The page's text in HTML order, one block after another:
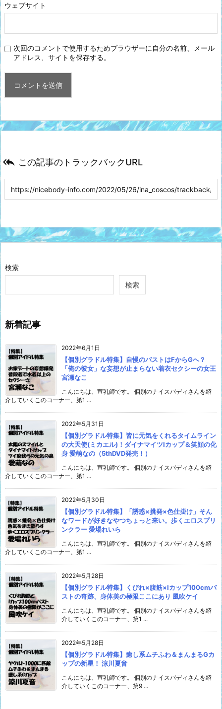
ウェブサイト
次回のコメントで使用するためブラウザーに自分の名前、メール
アドレス、サイトを保存する。
 この記事のトラックバックURL
検索
検索
新着記事
2022年6月1日
【個別グラドル特集】自慢のバストはFからGへ？
「俺の彼女」な妄想が止まらない着衣セクシーの女王
宮瀬なこ
こんにちは、宣乳師です。 個別のナイスバディさんを紹
介していくこのコーナー、第1 ...
2022年5月31日
【個別グラドル特集】皆に元気をくれるタイムライン
の大天使(ミカエル)！ダイナマイツIカップ＆笑顔の化
身 愛萌なの（5thDVD発売！）
こんにちは、宣乳師です。 個別のナイスバディさんを紹
介していくこのコーナー、第1 ...
2022年5月30日
【個別グラドル特集】「誘惑×挑発×色仕掛け」そん
なワードが好きなやつちょっと来い。歩くエロスプリ
ンクラー 愛場れいら
こんにちは、宣乳師です。 個別のナイスバディさんを紹
介していくこのコーナー、第1 ...
2022年5月28日
【個別グラドル特集】くびれ×腹筋×Iカップ100cmバ
ストの奇跡、身体美の極限ここにあり 風吹ケイ
こんにちは、宣乳師です。 個別のナイスバディさんを紹
介していくこのコーナー、第1 ...
2022年5月28日
【個別グラドル特集】癒し系ムチふわ＆まんまるGカ
ップの新星！ 涼川夏音
こんにちは、宣乳師です。 個別のナイスバディさんを紹
介していくこのコーナー、第9 ...